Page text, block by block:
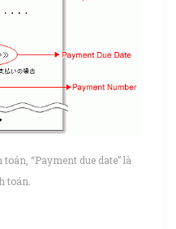
“Payment due date” là
toán.